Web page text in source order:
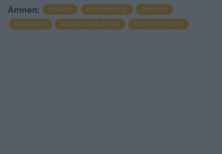
Ämnen: enduro evenemang
februari
hallstavik
hisstech ab arena motorintresse